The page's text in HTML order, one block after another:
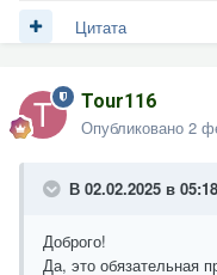
Цитата
Tour116
Опубликовано 2
В 02.02.2025 в
Доброго!
Да, это обязательная